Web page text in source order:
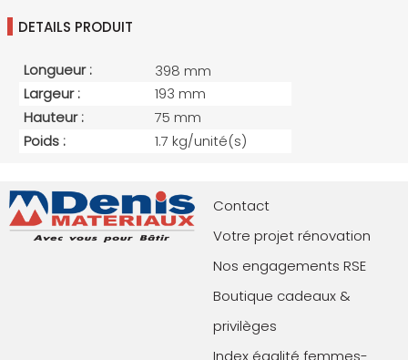
DETAILS PRODUIT
Longueur :
398 mm
Largeur :
193 mm
Hauteur :
75 mm
Poids :
1.7 kg/unité(s)
Contact
Votre projet rénovation
Nos engagements RSE
Boutique cadeaux &
privilèges
Index égalité femmes-